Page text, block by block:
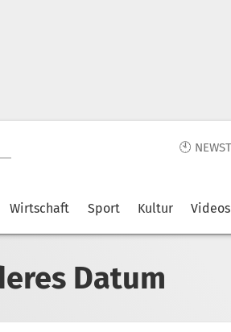
🕙
Wirtschaft Sport Kultur Videos
Datum